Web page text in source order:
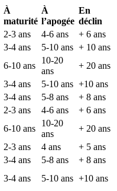
À
maturité
À
l’apogée
En
déclin
2-3 ans 4-6 ans
+ 6 ans
3-4 ans 5-10 ans + 10 ans
6-10 ans
10-20
ans
+ 20 ans
3-4 ans 5-10 ans +10 ans
3-4 ans 5-8 ans
+ 8 ans
2-3 ans 4-6 ans
+ 6 ans
6-10 ans
10-20
ans
+ 20 ans
2-3 ans 4 ans
+ 5 ans
3-4 ans 5-8 ans
+ 8 ans
3-4 ans 5-10 ans +10 ans